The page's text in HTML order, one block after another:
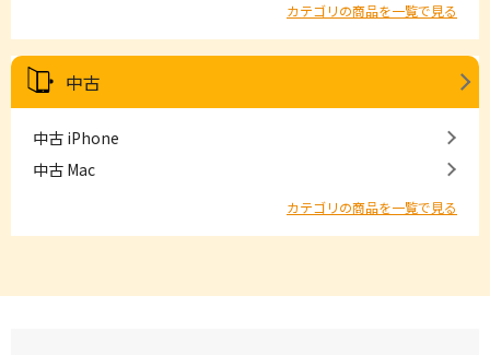
カテゴリの商品を一覧で見る
中古
中古 iPhone
中古 Mac
カテゴリの商品を一覧で見る